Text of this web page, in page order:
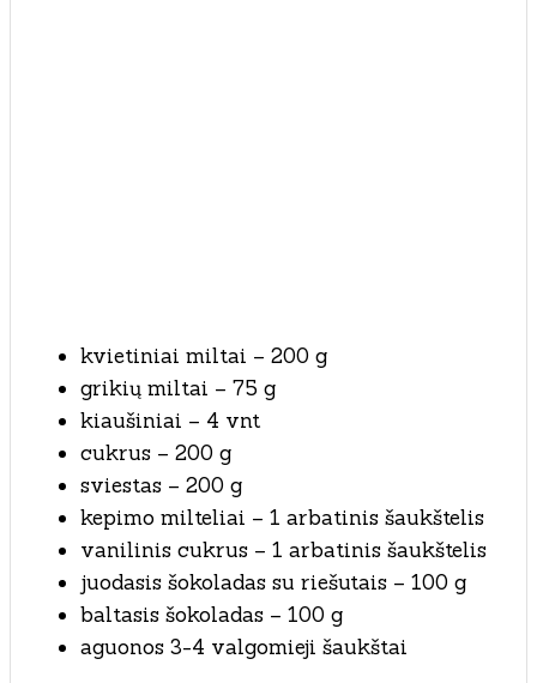
kvietiniai miltai – 200 g
grikių miltai – 75 g
kiaušiniai – 4 vnt
cukrus – 200 g
sviestas – 200 g
kepimo milteliai – 1 arbatinis šaukštelis
vanilinis cukrus – 1 arbatinis šaukštelis
juodasis šokoladas su riešutais – 100 g
baltasis šokoladas – 100 g
aguonos 3-4 valgomieji šaukštai